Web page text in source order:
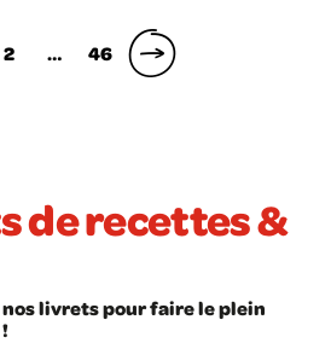
2 … 46
de recettes &
nos livrets pour faire le plein